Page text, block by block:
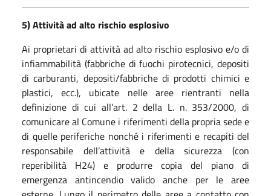
5) Attività ad alto rischio esplosivo
Ai proprietari di attività ad alto rischio esplosivo e/o di
infiammabilità (fabbriche di fuochi pirotecnici, depositi
di carburanti, depositi/fabbriche di prodotti chimici e
plastici, ecc.), ubicate nelle aree rientranti nella
definizione di cui all’art. 2 della L. n. 353/2000, di
comunicare al Comune i riferimenti della propria sede e
di quelle periferiche nonché i riferimenti e recapiti del
responsabile dell’attività e della sicurezza (con
reperibilità H24) e produrre copia del piano di
emergenza antincendio valido anche per le aree